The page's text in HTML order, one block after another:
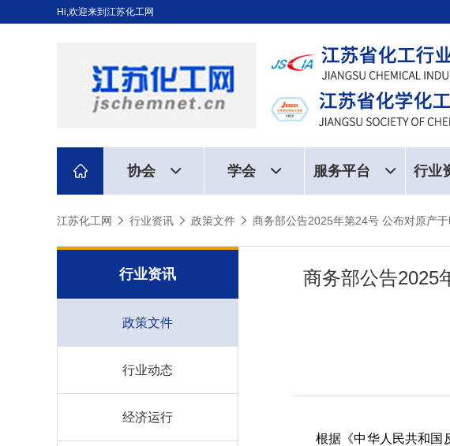
Hi,欢迎来到江苏化工网
协会 学会 服务平台 行业
江苏化工网 行业资讯 政策文件 商务部公告2025年第24号 公布对原产
行业资讯
政策文件
行业动态
经济运行
商务部公告2025
根据《中华人民共和国